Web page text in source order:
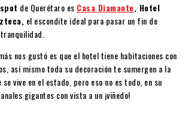
de Querétaro es Casa Diamante, Hotel
el escondite ideal para pasar un fin de
nos gustó es que el hotel tiene habitaciones con
así mismo toda su decoración te sumergen a la
vive en el estado, pero eso no es todo, en su
gigantes con vista a un ¡viñedo!